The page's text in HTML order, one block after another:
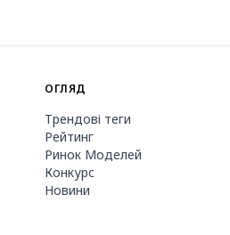
ОГЛЯД
Трендові теги
Рейтинг
Ринок Моделей
Конкурс
Новини